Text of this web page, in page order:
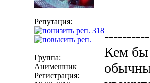
Репутация:
318
Группа:
Анимешник
Регистрация:
Кем бы